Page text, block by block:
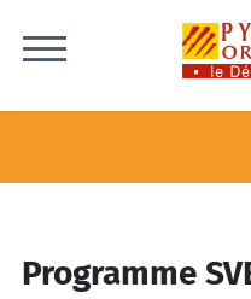
Programme